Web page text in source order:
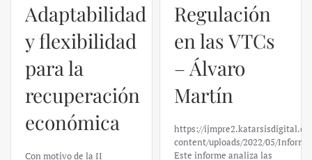
Adaptabilidad
y flexibilidad
para la
recuperación
económica
Con motivo de la II
Regulación
en las VTCs
– Álvaro
Martín
https://
content/uploads/2022/05/
Este informe analiza las